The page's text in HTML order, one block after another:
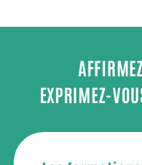
EXPRIMEZ-